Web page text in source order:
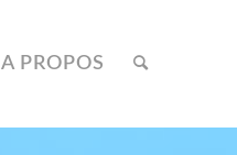
A PROPOS